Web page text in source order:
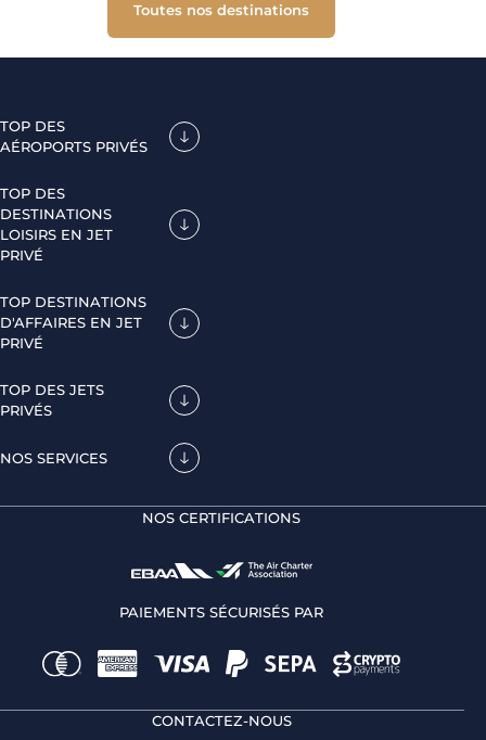
Toutes nos destinations
TOP DES
AÉROPORTS PRIVÉS
TOP DES
DESTINATIONS
LOISIRS EN JET
PRIVÉ
TOP DESTINATIONS
D'AFFAIRES EN JET
PRIVÉ
TOP DES JETS
PRIVÉS
NOS SERVICES
NOS CERTIFICATIONS
PAIEMENTS SÉCURISÉS PAR
CONTACTEZ-NOUS